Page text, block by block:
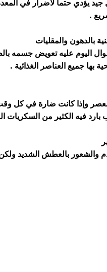
يؤدي حتماً لأضرار في المعدة
.
بالدهون والمقليات
طوال اليوم عليه تعويض جسمه
بها جميع العناصر الغذائية .
وإذا كانت ضارة في كل
فيه الكثير من
والشعور بالعطش الشديد ولكن